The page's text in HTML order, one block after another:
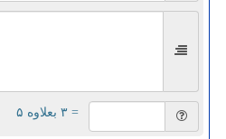
= ۳ بعلاوه ۵